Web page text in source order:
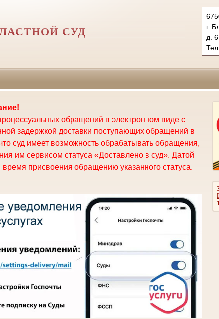
г.
д. 6
СУД
обращений в электронном виде с
задержкой доставки поступающих обращений в
суд имеет возможность обрабатывать обращения,
им сервисом статуса «Доставлено в суд». Датой
присвоения обращению указанного статуса.